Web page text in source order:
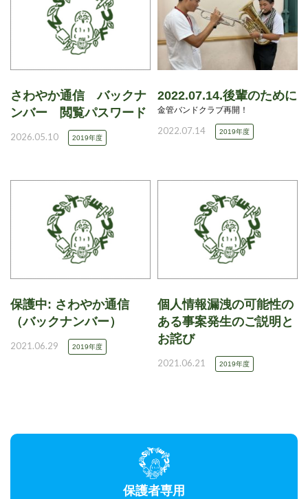
さわやか通信 バックナ
ンバー 閲覧パスワード
2026.05.10 2019年度
2022.07.14.後輩のために
金管バンドクラブ再開！
2022.07.14 2019年度
保護中: さわやか通信
（バックナンバー）
2021.06.29 2019年度
個人情報漏洩の可能性の
ある事案発生のご説明と
お詫び
2021.06.21 2019年度
保護者専用